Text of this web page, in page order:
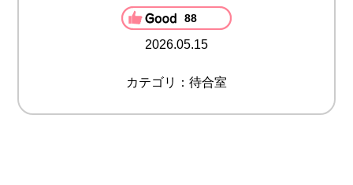
88
2026.05.15
カテゴリ：待合室